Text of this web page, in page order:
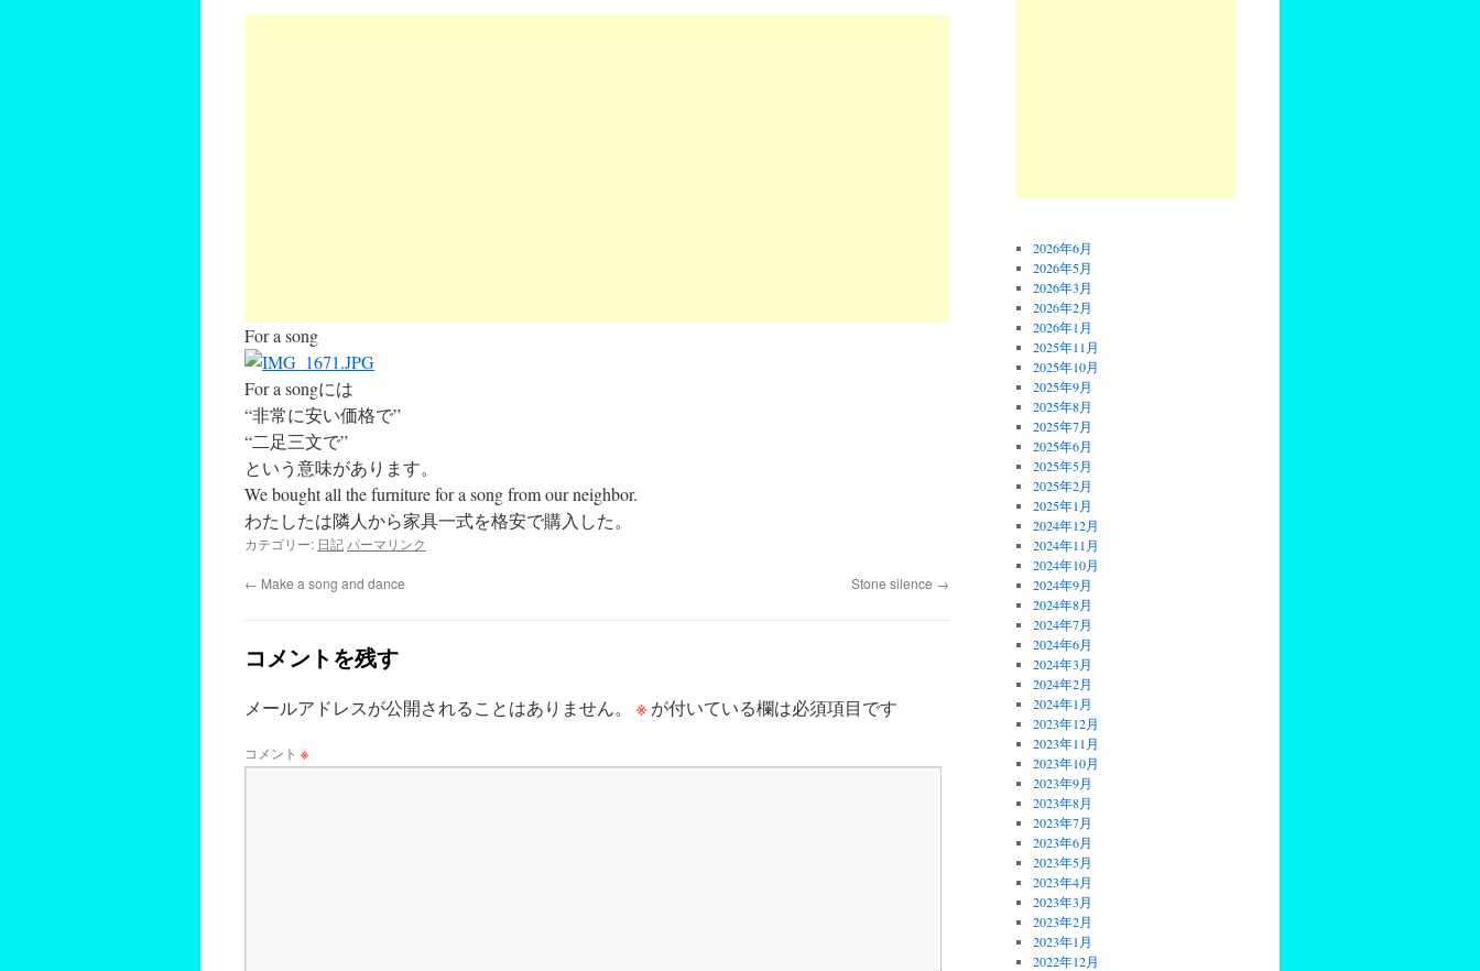
For a song
For a songには
“非常に安い価格で”
“二足三文で”
という意味があります。
We bought all the furniture for a song from our neighbor.
わたしたは隣人から家具一式を格安で購入した。
カテゴリー: 日記 パーマリンク
← Make a song and dance Stone silence →
コメントを残す
メールアドレスが公開されることはありません。 ※ が付いている欄は必須項目です
コメント ※
2026年6月
2026年5月
2026年3月
2026年2月
2026年1月
2025年11月
2025年10月
2025年9月
2025年8月
2025年7月
2025年6月
2025年5月
2025年2月
2025年1月
2024年12月
2024年11月
2024年10月
2024年9月
2024年8月
2024年7月
2024年6月
2024年3月
2024年2月
2024年1月
2023年12月
2023年11月
2023年10月
2023年9月
2023年8月
2023年7月
2023年6月
2023年5月
2023年4月
2023年3月
2023年2月
2023年1月
2022年12月